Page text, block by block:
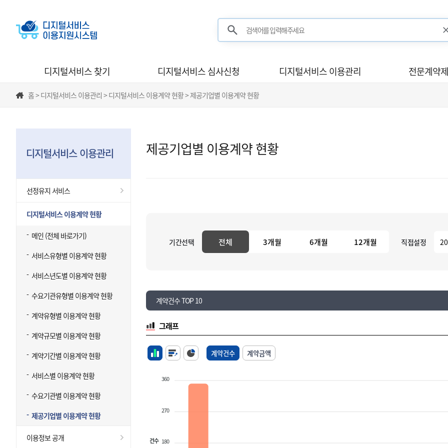
검색어를 입력해주세요
디지털서비스 찾기 디지털서비스 심사신청 디지털서비스 이용관리 전문계약
홈 > 디지털서비스 이용관리 > 디지털서비스 이용계약 현황 > 제공기업별 이용계약 현황
디지털서비스 이용관리
선정유지 서비스
디지털서비스 이용계약 현황
메인 (전체 바로가기)
서비스유형별 이용계약 현황
서비스년도별 이용계약 현황
수요기관유형별 이용계약 현황
계약유형별 이용계약 현황
계약규모별 이용계약 현황
계약기간별 이용계약 현황
서비스별 이용계약 현황
수요기관별 이용계약 현황
제공기업별 이용계약 현황
이용정보 공개
제공기업별 이용계약 현황
기간선택 전체 3개월 6개월 12개월 직접설정
계약건수 TOP 10
그래프
계약건수 계약금액
360
270
180
건수